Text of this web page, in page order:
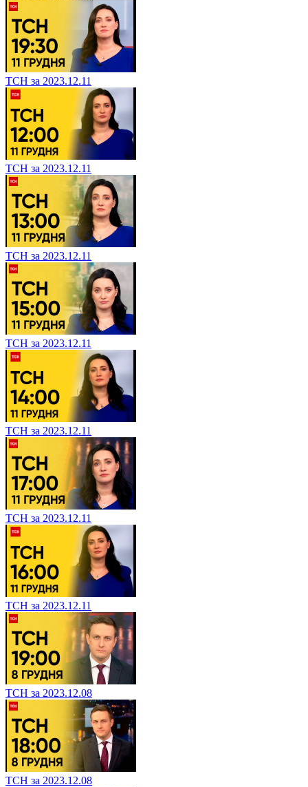
ТСН за 2023.12.11
ТСН за 2023.12.11
ТСН за 2023.12.11
ТСН за 2023.12.11
ТСН за 2023.12.11
ТСН за 2023.12.11
ТСН за 2023.12.11
ТСН за 2023.12.08
ТСН за 2023.12.08